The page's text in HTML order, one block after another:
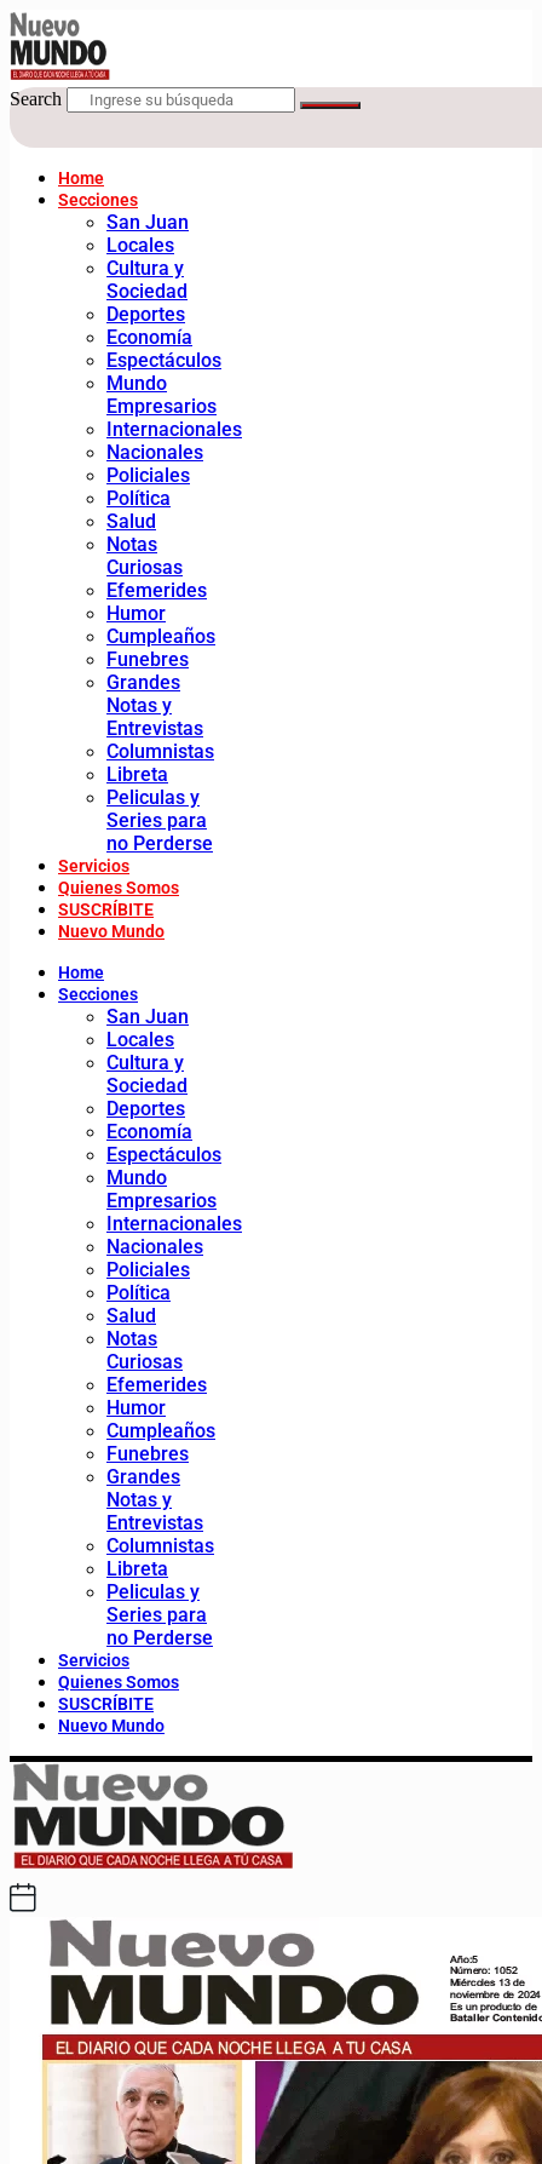
Search
Home
Secciones
San Juan
Locales
Cultura y
Sociedad
Deportes
Economía
Espectáculos
Mundo
Empresarios
Internacionales
Nacionales
Policiales
Política
Salud
Notas
Curiosas
Efemerides
Humor
Cumpleaños
Funebres
Grandes
Notas y
Entrevistas
Columnistas
Libreta
Peliculas y
Series para
no Perderse
Servicios
Quienes Somos
SUSCRÍBITE
Nuevo Mundo
Home
Secciones
San Juan
Locales
Cultura y
Sociedad
Deportes
Economía
Espectáculos
Mundo
Empresarios
Internacionales
Nacionales
Policiales
Política
Salud
Notas
Curiosas
Efemerides
Humor
Cumpleaños
Funebres
Grandes
Notas y
Entrevistas
Columnistas
Libreta
Peliculas y
Series para
no Perderse
Servicios
Quienes Somos
SUSCRÍBITE
Nuevo Mundo